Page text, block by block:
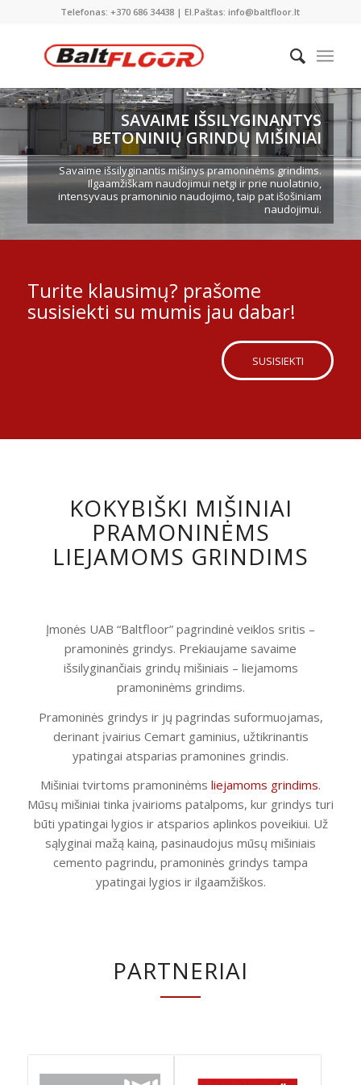
Telefonas: +370 686 34438 | El.Paštas: info@baltfloor.lt
SAVAIME IŠSILYGINANTYS
BETONINIŲ GRINDŲ MIŠINIAI
Savaime išsilyginantis mišinys pramoninėms grindims.
Ilgaamžiškam naudojimui netgi ir prie nuolatinio,
intensyvaus pramoninio naudojimo, taip pat išošiniam
naudojimui.
Turite klausimų? prašome
susisiekti su mumis jau dabar!
SUSISIEKTI
KOKYBIŠKI MIŠINIAI
PRAMONINĖMS
LIEJAMOMS GRINDIMS
Įmonės UAB “Baltfloor” pagrindinė veiklos sritis –
pramoninės grindys. Prekiaujame savaime
išsilyginančiais grindų mišiniais – liejamoms
pramoninėms grindims.
Pramoninės grindys ir jų pagrindas suformuojamas,
derinant įvairius Cemart gaminius, užtikrinantis
ypatingai atsparias pramonines grindis.
Mišiniai tvirtoms pramoninėms liejamoms grindims.
Mūsų mišiniai tinka įvairioms patalpoms, kur grindys turi
būti ypatingai lygios ir atsparios aplinkos poveikiui. Už
sąlyginai mažą kainą, pasinaudojus mūsų mišiniais
cemento pagrindu, pramoninės grindys tampa
ypatingai lygios ir ilgaamžiškos.
PARTNERIAI